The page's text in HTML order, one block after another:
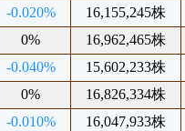
-0.020% 16,155,245株
0% 16,962,465株
-0.040% 15,602,233株
0% 16,826,334株
-0.010% 16,047,933株